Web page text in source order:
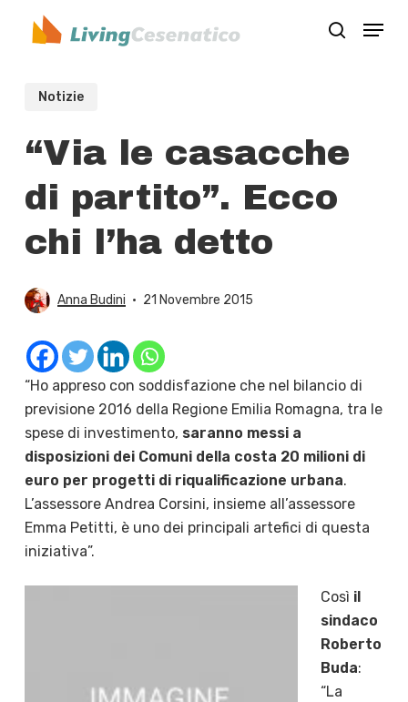
search
Menu
Notizie
“Via le casacche
di partito”. Ecco
chi l’ha detto
Anna Budini 21 Novembre 2015
“Ho appreso con soddisfazione che nel bilancio di
previsione 2016 della Regione Emilia Romagna, tra le
spese di investimento, saranno messi a
disposizioni dei Comuni della costa 20 milioni di
euro per progetti di riqualificazione urbana.
L’assessore Andrea Corsini, insieme all’assessore
Emma Petitti, è uno dei principali artefici di questa
iniziativa”.
Così il
sindaco
Roberto
Buda:
“La